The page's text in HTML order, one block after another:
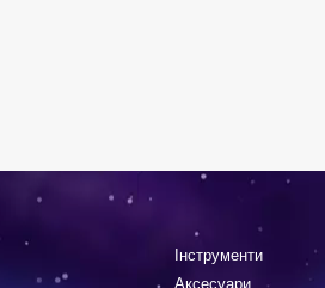
Інструменти
Аксесуари